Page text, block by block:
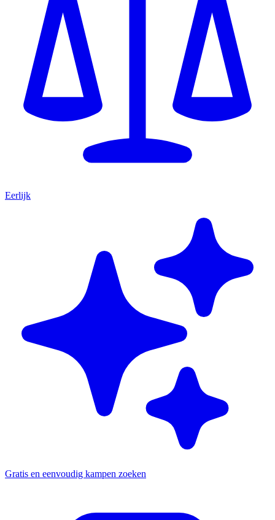
Eerlijk
Gratis en eenvoudig kampen zoeken